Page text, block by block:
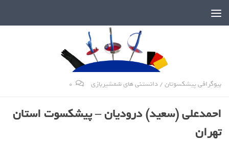
بیوگرافی پیشکسوتان/دانستنی های شمشیربازی 0
احمدعلی (سعید) درودیان – پیشکسوت استان
تهران